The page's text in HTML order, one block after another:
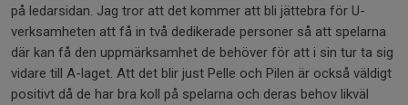
på ledarsidan. Jag tror att det kommer att bli jättebra för U-
verksamheten att få in två dedikerade personer så att spelarna
där kan få den uppmärksamhet de behöver för att i sin tur ta sig
vidare till A-laget. Att det blir just Pelle och Pilen är också väldigt
positivt då de har bra koll på spelarna och deras behov likväl